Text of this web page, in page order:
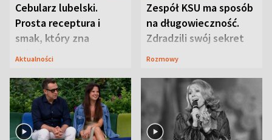
Cebularz lubelski.
Prosta receptura i
smak, który zna
Lubelszczyzna
Aktualności
Zespół KSU ma sposób
na długowieczność.
Zdradzili swój sekret
Rozmowy